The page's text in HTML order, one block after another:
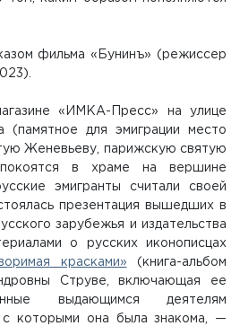
фильма «Бунинъ» (режиссер
«ИМКА-Пресс» на улице
(памятное для эмиграции место
Женевьеву, парижскую святую
в храме на вершине
эмигранты считали своей
презентация вышедших в
зарубежья и издательства
о русских иконописцах
красками» (книга-альбом
Струве, включающая ее
выдающимся деятелям
с которыми она была знакома, —